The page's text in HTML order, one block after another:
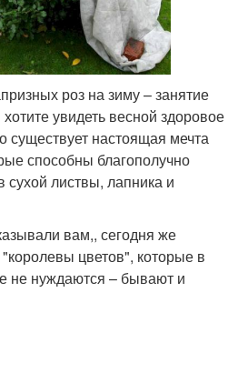
роз на зиму – занятие
увидеть весной здоровое
существует настоящая мечта
способны благополучно
сухой листвы, лапника и
вам,, сегодня же
цветов", которые в
не нуждаются – бывают и